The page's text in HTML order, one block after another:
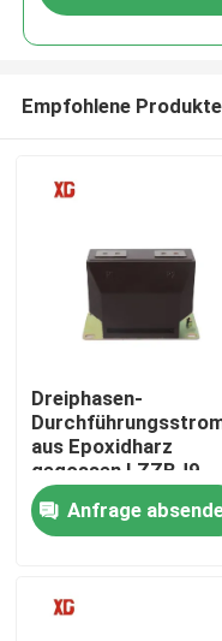
Haus
Empfohlene Produkte
Dreiphasen-
aus Epoxidharz
gegossen LZZBJ9
10kV
Anfrage